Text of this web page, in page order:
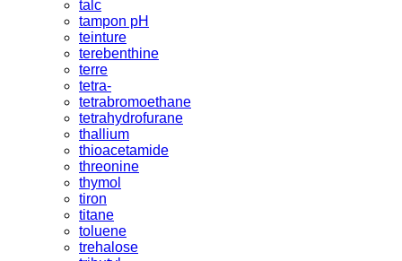
talc
tampon pH
teinture
terebenthine
terre
tetra-
tetrabromoethane
tetrahydrofurane
thallium
thioacetamide
threonine
thymol
tiron
titane
toluene
trehalose